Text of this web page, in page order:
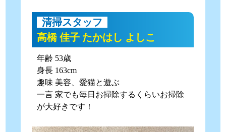
清掃スタッフ
高橋 佳子 たかはし よしこ
年齢 53歳
身長 163cm
趣味 美容、愛猫と遊ぶ
一言 家でも毎日お掃除するくらいお掃除
が大好きです！